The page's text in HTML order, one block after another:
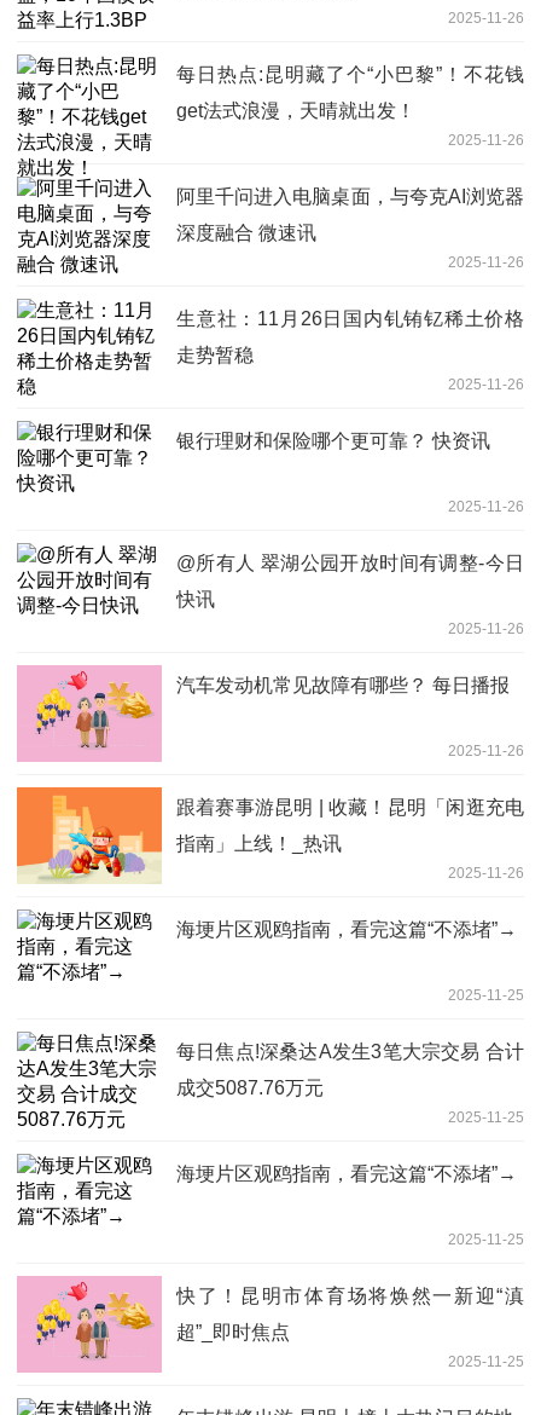
2025-11-26
每日热点:昆明藏了个“小巴黎”！不花钱
get法式浪漫，天晴就出发！
2025-11-26
阿里千问进入电脑桌面，与夸克AI浏览器
深度融合 微速讯
2025-11-26
生意社：11月26日国内钆铕钇稀土价格
走势暂稳
2025-11-26
银行理财和保险哪个更可靠？ 快资讯
2025-11-26
@所有人 翠湖公园开放时间有调整-今日
快讯
2025-11-26
汽车发动机常见故障有哪些？ 每日播报
2025-11-26
跟着赛事游昆明 | 收藏！昆明「闲逛充电
指南」上线！_热讯
2025-11-26
海埂片区观鸥指南，看完这篇“不添堵”→
2025-11-25
每日焦点!深桑达A发生3笔大宗交易 合计
成交5087.76万元
2025-11-25
海埂片区观鸥指南，看完这篇“不添堵”→
2025-11-25
快了！昆明市体育场将焕然一新迎“滇
超”_即时焦点
2025-11-25